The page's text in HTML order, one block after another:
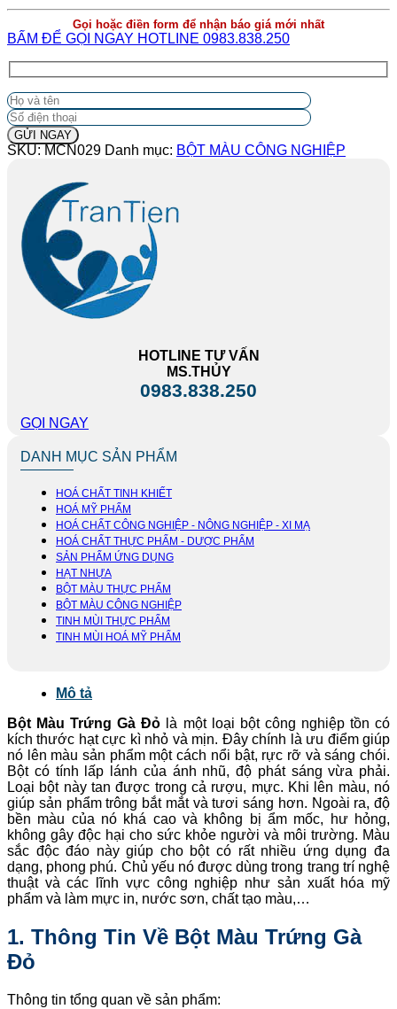
Gọi hoặc điền form để nhận báo giá mới nhất
BẤM ĐỂ GỌI NGAY HOTLINE 0983.838.250
SKU: MCN029 Danh mục: BỘT MÀU CÔNG NGHIỆP
HOTLINE TƯ VẤN
MS.THỦY
0983.838.250
GỌI NGAY
DANH MỤC SẢN PHẨM
HOÁ CHẤT TINH KHIẾT
HOÁ MỸ PHẨM
HOÁ CHẤT CÔNG NGHIỆP - NÔNG NGHIỆP - XI MẠ
HOÁ CHẤT THỰC PHẨM - DƯỢC PHẨM
SẢN PHẨM ỨNG DỤNG
HẠT NHỰA
BỘT MÀU THỰC PHẨM
BỘT MÀU CÔNG NGHIỆP
TINH MÙI THỰC PHẨM
TINH MÙI HOÁ MỸ PHẨM
Mô tả
Bột Màu Trứng Gà Đỏ là một loại bột công nghiệp tồn có
kích thước hạt cực kì nhỏ và mịn. Đây chính là ưu điểm giúp
nó lên màu sản phẩm một cách nổi bật, rực rỡ và sáng chói.
Bột có tính lấp lánh của ánh nhũ, độ phát sáng vừa phải.
Loại bột này tan được trong cả rượu, mực. Khi lên màu, nó
giúp sản phẩm trông bắt mắt và tươi sáng hơn. Ngoài ra, độ
bền màu của nó khá cao và không bị ẩm mốc, hư hỏng,
không gây độc hại cho sức khỏe người và môi trường. Màu
sắc độc đáo này giúp cho bột có rất nhiều ứng dụng đa
dạng, phong phú. Chủ yếu nó được dùng trong trang trí nghệ
thuật và các lĩnh vực công nghiệp như sản xuất hóa mỹ
phẩm và làm mực in, nước sơn, chất tạo màu,…
1. Thông Tin Về Bột Màu Trứng Gà
Đỏ
Thông tin tổng quan về sản phẩm: